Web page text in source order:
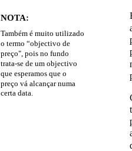
NOTA:
Também é muito utilizado
o termo “objectivo de
preço", pois no fundo
trata-se de um objectivo
que esperamos que o
preço vá alcançar numa
certa data.